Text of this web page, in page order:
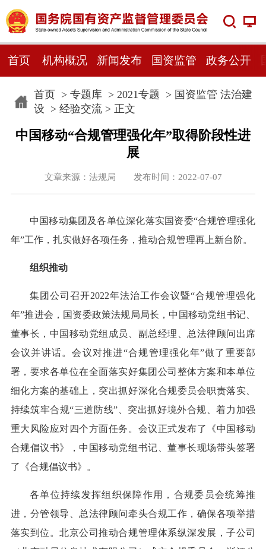
首页 机构概况 新闻发布 国资监管 政务公开
首页> 专题库> 2021专题 > 国资监管 法治建
设 > 经验交流> 正文
中国移动“合规管理强化年”取得阶段性进
展
文章来源：法规局 发布时间：2022-07-07
中国移动集团及各单位深化落实国资委“合规管理强化
年”工作，扎实做好各项任务，推动合规管理再上新台阶。
组织推动
集团公司召开2022年法治工作会议暨“合规管理强化
年”推进会，国资委政策法规局局长，中国移动党组书记、
董事长，中国移动党组成员、副总经理、总法律顾问出席
会议并讲话。会议对推进“合规管理强化年”做了重要部
署，要求各单位在全面落实好集团公司整体方案和本单位
细化方案的基础上，突出抓好深化合规委员会职责落实、
持续筑牢合规“三道防线”、突出抓好境外合规、着力加强
重大风险应对四个方面任务。会议正式发布了《中国移动
合规倡议书》，中国移动党组书记、董事长现场带头签署
了《合规倡议书》。
各单位持续发挥组织保障作用，合规委员会统筹推
进，分管领导、总法律顾问牵头合规工作，确保各项举措
落实到位。北京公司推动合规管理体系纵深发展，子公司